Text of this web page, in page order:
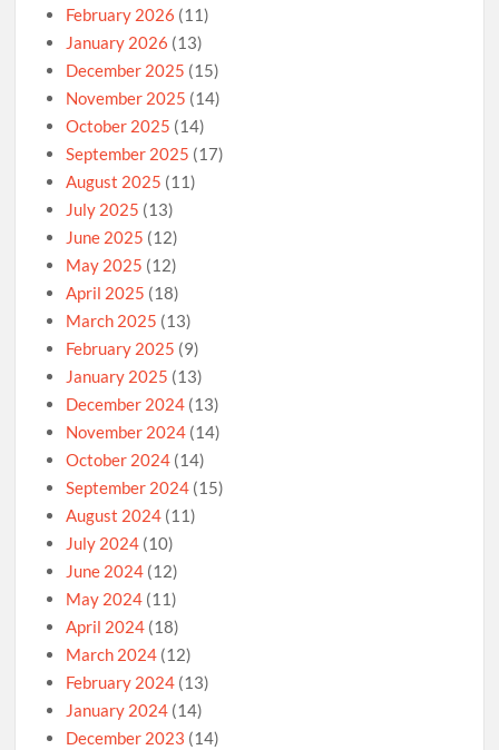
February 2026 (11)
January 2026 (13)
December 2025 (15)
November 2025 (14)
October 2025 (14)
September 2025 (17)
August 2025 (11)
July 2025 (13)
June 2025 (12)
May 2025 (12)
April 2025 (18)
March 2025 (13)
February 2025 (9)
January 2025 (13)
December 2024 (13)
November 2024 (14)
October 2024 (14)
September 2024 (15)
August 2024 (11)
July 2024 (10)
June 2024 (12)
May 2024 (11)
April 2024 (18)
March 2024 (12)
February 2024 (13)
January 2024 (14)
December 2023 (14)